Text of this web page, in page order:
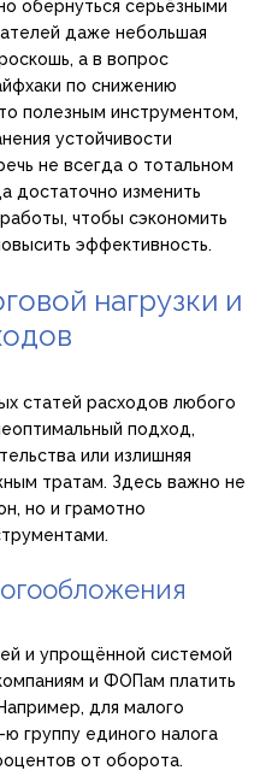
обернуться серьёзными
даже небольшая
а в вопрос
по снижению
полезным инструментом,
устойчивости
не всегда о тотальном
достаточно изменить
чтобы сэкономить
эффективность.
нагрузки и
статей расходов любого
подход,
или излишняя
тратам. Здесь важно не
но и грамотно
и упрощённой системой
и ФОПам платить
для малого
группу единого налога
от оборота.